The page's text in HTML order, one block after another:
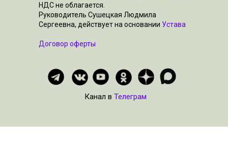
НДС не облагается.
Руководитель Сушецкая Людмила
Сергеевна, действует на основании Устава
Договор оферты
Канал в Телеграм